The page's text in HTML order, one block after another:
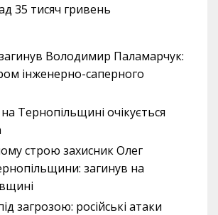
35 тисяч гривень
загинув Володимир Паламарчук:
інженерно-саперного
Тернопільщині очікується
строю захисник Олег
загинув на
загрозою: російські атаки